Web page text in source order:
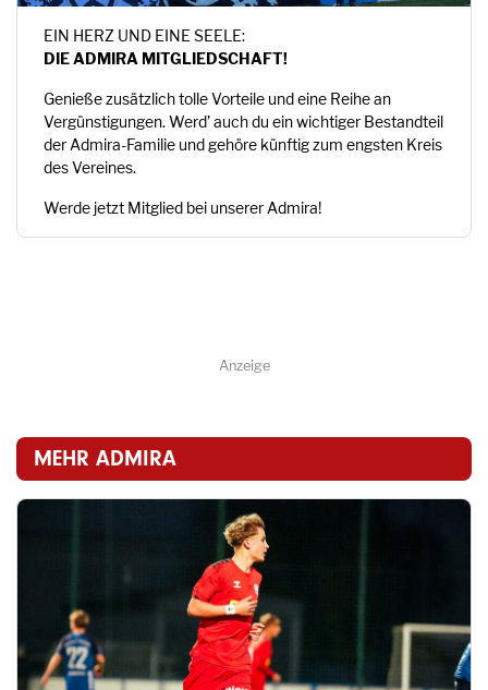
MEHR ADMIRA
EIN HERZ UND EINE SEELE:
DIE ADMIRA MITGLIEDSCHAFT!
Genieße zusätzlich tolle Vorteile und eine Reihe an
Vergünstigungen. Werd’ auch du ein wichtiger Bestandteil
der Admira-Familie und gehöre künftig zum engsten Kreis
des Vereines.
Werde jetzt Mitglied bei unserer Admira!
Anzeige